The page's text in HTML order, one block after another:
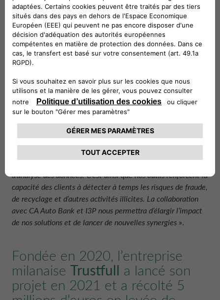
risques liés à la sécurité, soutient les processus de due
diligence et de contrôle d’intégrité d’entreprise, et fournit
des systèmes de dépistage et de suivi des risques
criminels. Des outils adoptés par des autorités publiques,
des banques et des entreprises en Italie comme à
«Crime&tech est née pour transformer les innovations de la
recherche scientifique de Transcrime-Université Catholique
en applications afin de garantir la légalité et la sécurité
économique et financière», a commentéErnesto Savona,
Directeur de Transcrime et Président de Crime&tech. «
La prévention des risques criminels nécessite une approche
d’analyse des données. C’est ainsique nos outils renforcent la
capacité des clients à détecter à temps les risques de fraude,
de recyclage et d’autres activités illicites. La collaboration
avec CA Auto Bank et I3P nous permettra d’élargir l’impact
de nos solutions et de lancer de nouvelles synergies ».
Fondée en 2020, l’entreprise
milanaise Trustfull a lancé son
projet en 2021 et a récolté 5